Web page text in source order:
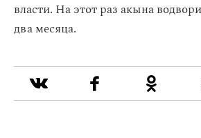
власти. На этот раз акына
два месяца.